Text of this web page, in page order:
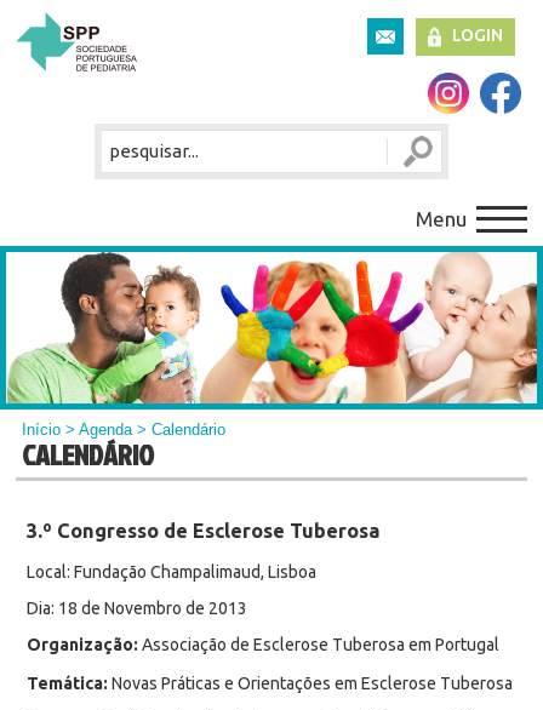
LOGIN
Menu
Início >Agenda> Calendário
CALENDÁRIO
3.º Congresso de Esclerose Tuberosa
Local: Fundação Champalimaud, Lisboa
Dia: 18 de Novembro de 2013
Organização: Associação de Esclerose Tuberosa em Portugal
Temática: Novas Práticas e Orientações em Esclerose Tuberosa